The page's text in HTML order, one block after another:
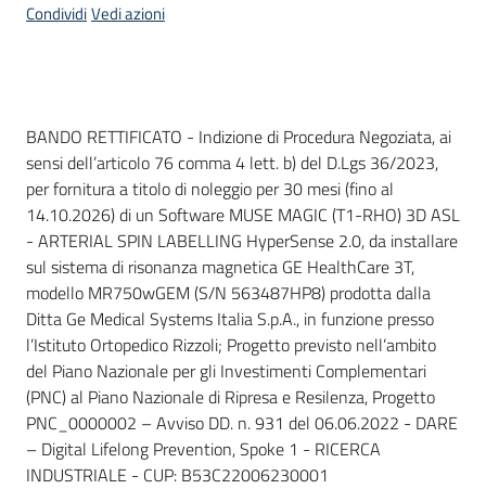
su
CondividiVedi azioni
Dati del bando
BANDO RETTIFICATO - Indizione di Procedura Negoziata, ai
sensi dell’articolo 76 comma 4 lett. b) del D.Lgs 36/2023,
per fornitura a titolo di noleggio per 30 mesi (fino al
14.10.2026) di un Software MUSE MAGIC (T1-RHO) 3D ASL
- ARTERIAL SPIN LABELLING HyperSense 2.0, da installare
sul sistema di risonanza magnetica GE HealthCare 3T,
modello MR750wGEM (S/N 563487HP8) prodotta dalla
Ditta Ge Medical Systems Italia S.p.A., in funzione presso
l’Istituto Ortopedico Rizzoli; Progetto previsto nell’ambito
del Piano Nazionale per gli Investimenti Complementari
(PNC) al Piano Nazionale di Ripresa e Resilenza, Progetto
PNC_0000002 – Avviso DD. n. 931 del 06.06.2022 - DARE
– Digital Lifelong Prevention, Spoke 1 - RICERCA
INDUSTRIALE - CUP: B53C22006230001